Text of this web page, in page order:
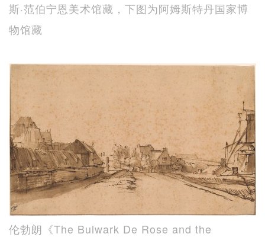
斯·范伯宁恩美术馆藏，下图为阿姆斯特丹国家博
物馆藏
伦勃朗《The Bulwark De Rose and the